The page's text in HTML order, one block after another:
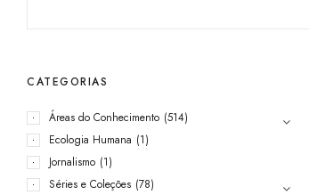
CATEGORIAS
Áreas do Conhecimento (514)
Ecologia Humana (1)
Jornalismo (1)
Séries e Coleções (78)